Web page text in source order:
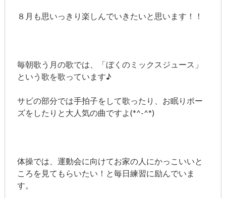
８月も思いっきり楽しんでいきたいと思います！！
毎朝歌う月の歌では、「ぼくのミックスジュース」
という歌を歌っています♪
サビの部分では手拍子をして歌ったり、お眠りポー
ズをしたりと大人気の曲ですよ(*^-^*)
体操では、運動会に向けてお家の人にかっこいいと
ころを見てもらいたい！と毎日練習に励んでいま
す。